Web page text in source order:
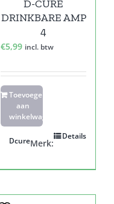
D-CURE
DRINKBARE AMP
4
€5,99 incl. btw
Toevoegen
aan
winkelwagen
Details
Merk:
Dcure